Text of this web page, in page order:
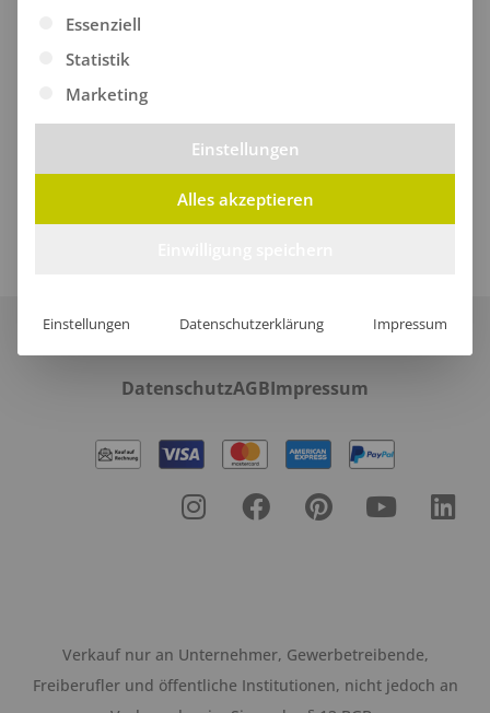
ab9,27€ /Stk.
Cap Snapback Sabi
ab9,27€ /Stk.
Über uns Referenzen Karriere
DatenschutzAGBImpressum
Verkauf nur an Unternehmer, Gewerbetreibende,
Freiberufler und öffentliche Institutionen, nicht jedoch an
Es folgt eine Liste der Service-Gruppen, für die eine
Essenziell
Statistik
Marketing
Einstellungen
Alles akzeptieren
Einstellungen Datenschutzerklärung Impressum